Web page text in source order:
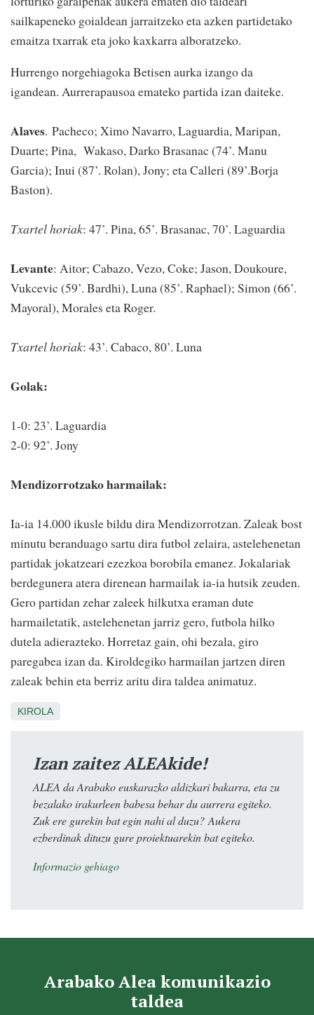
sailkapeneko goialdean jarraitzeko eta azken partidetako
emaitza txarrak eta joko kaxkarra alboratzeko.
Hurrengo norgehiagoka Betisen aurka izango da
igandean. Aurrerapausoa emateko partida izan daiteke.
Alaves. Pacheco; Ximo Navarro, Laguardia, Maripan,
Duarte; Pina, Wakaso, Darko Brasanac (74’. Manu
Garcia); Inui (87’. Rolan), Jony; eta Calleri (89’.Borja
Baston).
Txartel horiak: 47’. Pina, 65’. Brasanac, 70’. Laguardia
Levante: Aitor; Cabazo, Vezo, Coke; Jason, Doukoure,
Vukcevic (59’. Bardhi), Luna (85’. Raphael); Simon (66’.
Mayoral), Morales eta Roger.
Txartel horiak: 43’. Cabaco, 80’. Luna
Golak:
1-0: 23’. Laguardia
2-0: 92’. Jony
Mendizorrotzako harmailak:
Ia-ia 14.000 ikusle bildu dira Mendizorrotzan. Zaleak bost
minutu beranduago sartu dira futbol zelaira, astelehenetan
partidak jokatzeari ezezkoa borobila emanez. Jokalariak
berdegunera atera direnean harmailak ia-ia hutsik zeuden.
Gero partidan zehar zaleek hilkutxa eraman dute
harmailetatik, astelehenetan jarriz gero, futbola hilko
dutela adierazteko. Horretaz gain, ohi bezala, giro
paregabea izan da. Kiroldegiko harmailan jartzen diren
zaleak behin eta berriz aritu dira taldea animatuz.
KIROLA
Izan zaitez ALEAkide!
ALEA da Arabako euskarazko aldizkari bakarra, eta zu
bezalako irakurleen babesa behar du aurrera egiteko.
Zuk ere gurekin bat egin nahi al duzu? Aukera
ezberdinak dituzu gure proiektuarekin bat egiteko.
Informazio gehiago
Arabako Alea komunikazio
taldea